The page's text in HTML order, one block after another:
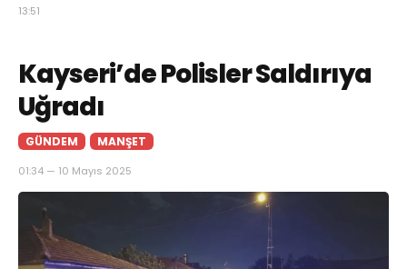
13:51